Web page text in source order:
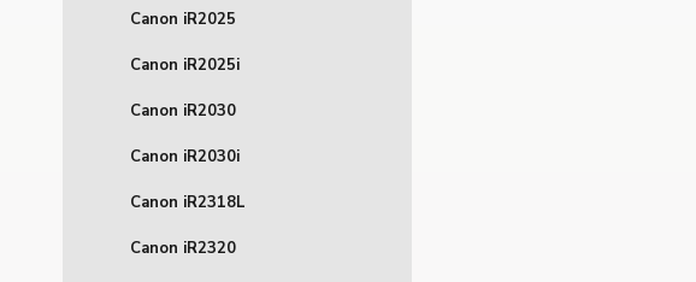
Canon iR2025
Canon iR2025i
Canon iR2030
Canon iR2030i
Canon iR2318L
Canon iR2320